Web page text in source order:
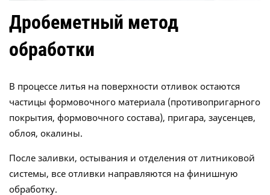
Дробеметный метод
обработки
В процессе литья на поверхности отливок остаются
частицы формовочного материала (противопригарного
покрытия, формовочного состава), пригара, заусенцев,
облоя, окалины.
После заливки, остывания и отделения от литниковой
системы, все отливки направляются на финишную
обработку.